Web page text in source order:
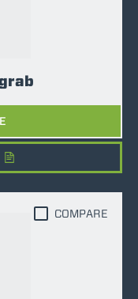
COMPARE